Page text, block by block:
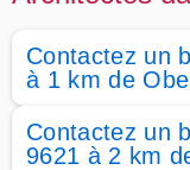
Contactez un
à 1 km de
Contactez un
9621 à 2 km